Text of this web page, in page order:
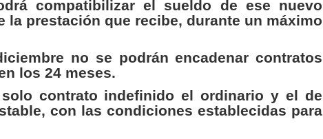
compatibilizar el sueldo de ese nuevo
la prestación que recibe, durante un máximo
no se podrán encadenar contratos
los 24 meses.
contrato indefinido el ordinario y el de
con las condiciones establecidas para